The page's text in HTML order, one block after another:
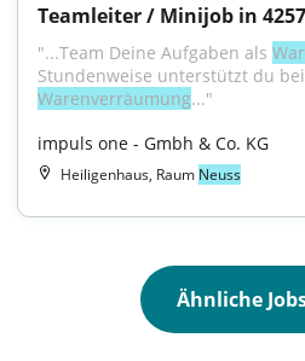
Teamleiter / Minijob in
"...Team Deine Aufgaben als
Warenverräumung..."
impuls one - Gmbh & Co. KG
Heiligenhaus, Raum Neuss
Ähnliche